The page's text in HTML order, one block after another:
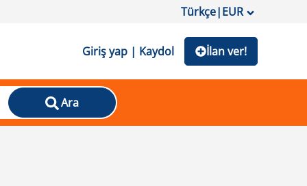
Türkçe|EUR
Giriş yap | Kaydol İlan ver!
Ara